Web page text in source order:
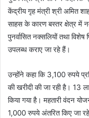
केंद्रीय गृह मंत्री श्री अमित
साहस के कारण बस्तर क्षेत्र में
पुनर्वासित नक्सलियों तथा विशेष
उपलब्ध कराए जा रहे हैं।
उन्होंने कहा कि 3,100 रुपये
की खरीदी की जा रही है। 13
किया गया है। महतारी वंदन
1,000 रुपये अंतरित किए जा